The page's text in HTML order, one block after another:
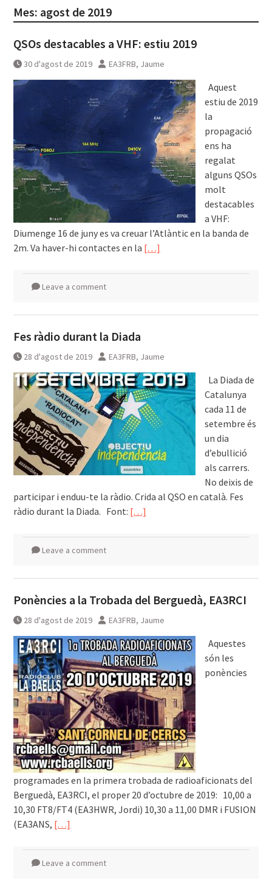
Mes: agost de 2019
QSOs destacables a VHF: estiu 2019
30 d'agost de 2019 EA3FRB, Jaume
͏͏ ͏͏ Aquest
estiu de 2019
la
propagació
ens ha
regalat
alguns QSOs
molt
destacables
a VHF:
Diumenge 16 de juny es va creuar l’Atlàntic en la banda de
2m. Va haver-hi contactes en la […]
Leave a comment
Fes ràdio durant la Diada
28 d'agost de 2019 EA3FRB, Jaume
͏͏ ͏͏ La Diada de
Catalunya
cada 11 de
setembre és
un dia
d’ebullició
als carrers.
No deixis de
participar i enduu-te la ràdio. Crida al QSO en català. Fes
ràdio durant la Diada. ͏͏ ͏͏ Font: […]
Leave a comment
Ponències a la Trobada del Berguedà, EA3RCI
28 d'agost de 2019 EA3FRB, Jaume
͏͏ ͏͏ Aquestes
són les
ponències
programades en la primera trobada de radioaficionats del
Berguedà, EA3RCI, el proper 20 d’octubre de 2019: ͏͏ ͏͏ 10,00 a
10,30 FT8/FT4 (EA3HWR, Jordi) 10,30 a 11,00 DMR i FUSION
(EA3ANS, […]
Leave a comment